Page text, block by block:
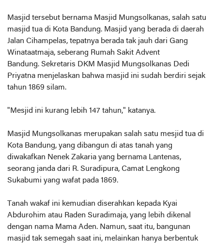
Masjid tersebut bernama Masjid Mungsolkanas, salah satu
masjid tua di Kota Bandung. Masjid yang berada di daerah
Jalan Cihampelas, tepatnya berada tak jauh dari Gang
Winataatmaja, seberang Rumah Sakit Advent
Bandung. Sekretaris DKM Masjid Mungsolkanas Dedi
Priyatna menjelaskan bahwa masjid ini sudah berdiri sejak
tahun 1869 silam.
"Mesjid ini kurang lebih 147 tahun," katanya.
Masjid Mungsolkanas merupakan salah satu mesjid tua di
Kota Bandung, yang dibangun di atas tanah yang
diwakafkan Nenek Zakaria yang bernama Lantenas,
seorang janda dari R. Suradipura, Camat Lengkong
Sukabumi yang wafat pada 1869.
Tanah wakaf ini kemudian diserahkan kepada Kyai
Abdurohim atau Raden Suradimaja, yang lebih dikenal
dengan nama Mama Aden. Namun, saat itu, bangunan
masjid tak semegah saat ini, melainkan hanya berbentuk